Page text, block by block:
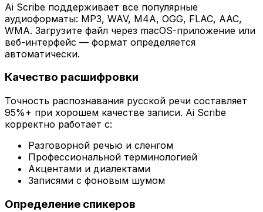
Ai Scribe поддерживает все популярные
аудиоформаты: MP3, WAV, M4A, OGG, FLAC, AAC,
WMA. Загрузите файл через macOS-приложение или
веб-интерфейс — формат определяется
автоматически.
Качество расшифровки
Точность распознавания русской речи составляет
95%+ при хорошем качестве записи. Ai Scribe
корректно работает с:
Разговорной речью и сленгом
Профессиональной терминологией
Акцентами и диалектами
Записями с фоновым шумом
Определение спикеров